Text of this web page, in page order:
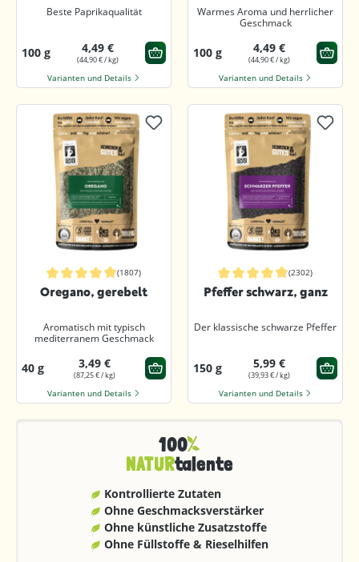
Beste Paprikaqualität
100 g 4,49 €
(44,90 € / kg)
Varianten und Details
Warmes Aroma und herrlicher
Geschmack
100 g 4,49 €
(44,90 € / kg)
Varianten und Details
Durchschnittliche Bewertung von 4.9 von 5 Sternen
(1807)
Oregano, gerebelt
Aromatisch mit typisch
mediterranem Geschmack
40 g 3,49 €
(87,25 € / kg)
Varianten und Details
Durchschnittliche Bewertung von
(2302)
Pfeffer schwarz, ganz
Der klassische schwarze Pfeffer
150 g 5,99 €
(39,93 € / kg)
Varianten und Details
100
NATURtalente
Kontrollierte Zutaten
Ohne Geschmacks­verstärker
Ohne künstliche Zusatzstoffe
Ohne Füllstoffe & Rieselhilfen